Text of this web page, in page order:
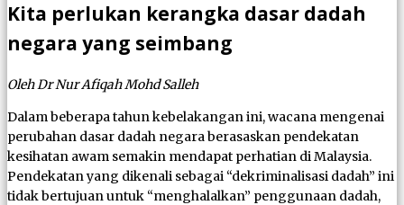
Kita perlukan kerangka dasar dadah
negara yang seimbang
Oleh Dr Nur Afiqah Mohd Salleh
Dalam beberapa tahun kebelakangan ini, wacana mengenai
perubahan dasar dadah negara berasaskan pendekatan
kesihatan awam semakin mendapat perhatian di Malaysia.
Pendekatan yang dikenali sebagai “dekriminalisasi dadah” ini
tidak bertujuan untuk “menghalalkan” penggunaan dadah,